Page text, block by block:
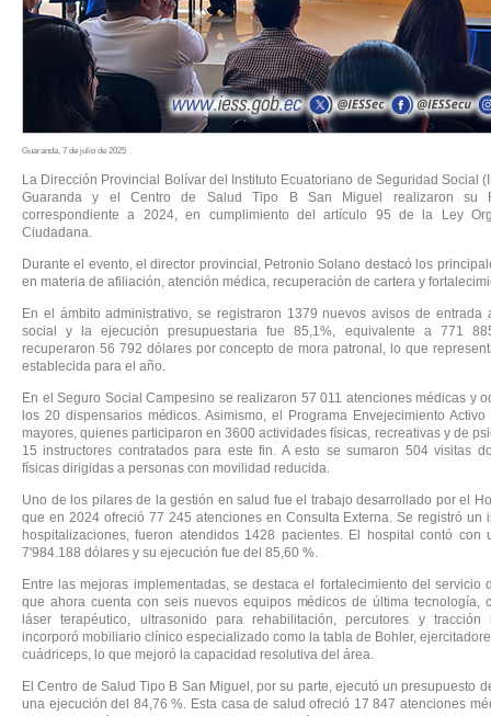
Guaranda, 7 de julio de 2025
La Dirección Provincial Bolívar del Instituto Ecuatoriano de Seguridad Social
Guaranda y el Centro de Salud Tipo B San Miguel realizaron su
correspondiente a 2024, en cumplimiento del artículo 95 de la Ley
Ciudadana.
Durante el evento, el director provincial, Petronio Solano destacó los
en materia de afiliación, atención médica, recuperación de cartera y
En el ámbito administrativo, se registraron 1379 nuevos avisos de entrada
social y la ejecución presupuestaria fue 85,1%, equivalente a 771
recuperaron 56 792 dólares por concepto de mora patronal, lo que
establecida para el año.
En el Seguro Social Campesino se realizaron 57 011 atenciones médicas y
los 20 dispensarios médicos. Asimismo, el Programa Envejecimiento
mayores, quienes participaron en 3600 actividades físicas, recreativas y de
15 instructores contratados para este fin. A esto se sumaron 504 visitas
físicas dirigidas a personas con movilidad reducida.
Uno de los pilares de la gestión en salud fue el trabajo desarrollado por el
que en 2024 ofreció 77 245 atenciones en Consulta Externa. Se registró un
hospitalizaciones, fueron atendidos 1428 pacientes. El hospital contó con
7'984.188 dólares y su ejecución fue del 85,60 %.
Entre las mejoras implementadas, se destaca el fortalecimiento del servicio
que ahora cuenta con seis nuevos equipos médicos de última tecnología,
láser terapéutico, ultrasonido para rehabilitación, percutores y tracción
incorporó mobiliario clínico especializado como la tabla de Bohler,
cuádriceps, lo que mejoró la capacidad resolutiva del área.
El Centro de Salud Tipo B San Miguel, por su parte, ejecutó un presupuesto
una ejecución del 84,76 %. Esta casa de salud ofreció 17 847 atenciones